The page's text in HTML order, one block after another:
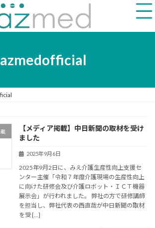
azmedofficial
【メディア掲載】中日新聞の取材を受け
ました
2025年9月6日
2025年9月2日に、みえ介護生産性向上支援セ
ンター主催「令和７年度介護現場の生産性向上
に向けた研修会及び介護ロボット・ＩＣＴ機器
展示会」が行われました。 弊社の方で研修講師
を担当し、弊社代表の西直哉が中日新聞の取材
を受 […]